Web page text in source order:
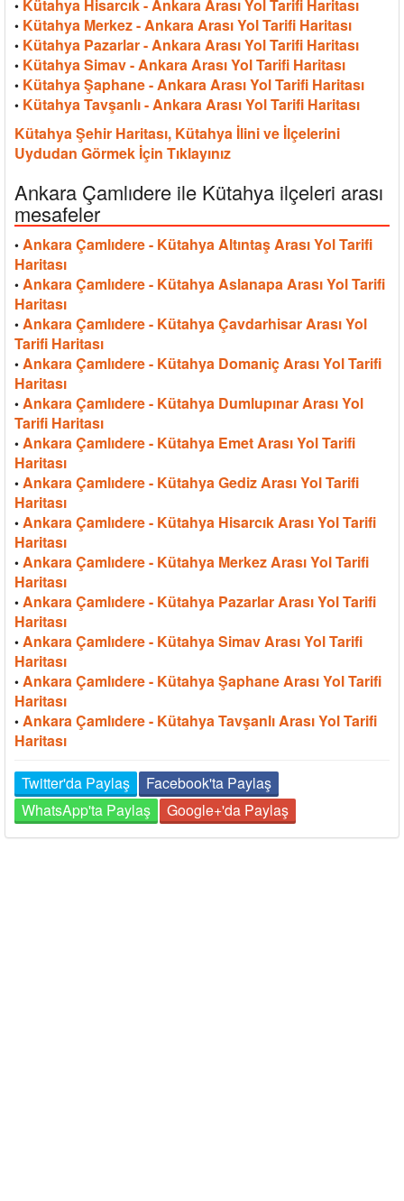
• Kütahya Hisarcık - Ankara Arası Yol Tarifi Haritası
• Kütahya Merkez - Ankara Arası Yol Tarifi Haritası
• Kütahya Pazarlar - Ankara Arası Yol Tarifi Haritası
• Kütahya Simav - Ankara Arası Yol Tarifi Haritası
• Kütahya Şaphane - Ankara Arası Yol Tarifi Haritası
• Kütahya Tavşanlı - Ankara Arası Yol Tarifi Haritası
Kütahya Şehir Haritası, Kütahya İlini ve İlçelerini
Uydudan Görmek İçin Tıklayınız
Ankara Çamlıdere ile Kütahya ilçeleri arası
mesafeler
• Ankara Çamlıdere - Kütahya Altıntaş Arası Yol Tarifi
Haritası
• Ankara Çamlıdere - Kütahya Aslanapa Arası Yol Tarifi
Haritası
• Ankara Çamlıdere - Kütahya Çavdarhisar Arası Yol
Tarifi Haritası
• Ankara Çamlıdere - Kütahya Domaniç Arası Yol Tarifi
Haritası
• Ankara Çamlıdere - Kütahya Dumlupınar Arası Yol
Tarifi Haritası
• Ankara Çamlıdere - Kütahya Emet Arası Yol Tarifi
Haritası
• Ankara Çamlıdere - Kütahya Gediz Arası Yol Tarifi
Haritası
• Ankara Çamlıdere - Kütahya Hisarcık Arası Yol Tarifi
Haritası
• Ankara Çamlıdere - Kütahya Merkez Arası Yol Tarifi
Haritası
• Ankara Çamlıdere - Kütahya Pazarlar Arası Yol Tarifi
Haritası
• Ankara Çamlıdere - Kütahya Simav Arası Yol Tarifi
Haritası
• Ankara Çamlıdere - Kütahya Şaphane Arası Yol Tarifi
Haritası
• Ankara Çamlıdere - Kütahya Tavşanlı Arası Yol Tarifi
Haritası
Twitter'da Paylaş
Facebook'ta Paylaş
WhatsApp'ta Paylaş
Google+'da Paylaş